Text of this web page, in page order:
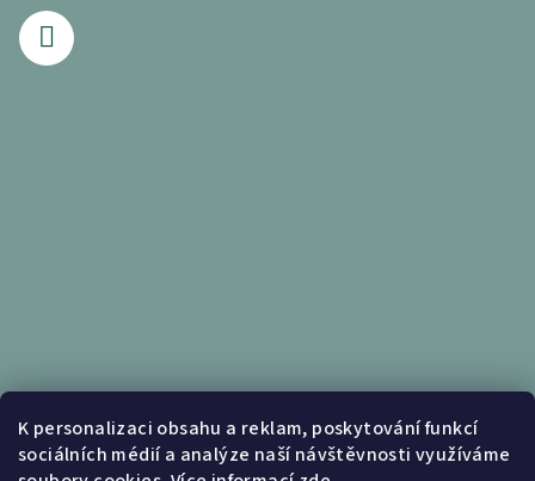
K personalizaci obsahu a reklam, poskytování funkcí
sociálních médií a analýze naší návštěvnosti využíváme
Informace pro vás
Obchodní podmínky